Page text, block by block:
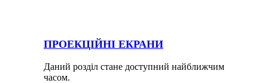
ПРОЕКЦІЙНІ ЕКРАНИ
Даний розділ стане доступний найближчим
часом.